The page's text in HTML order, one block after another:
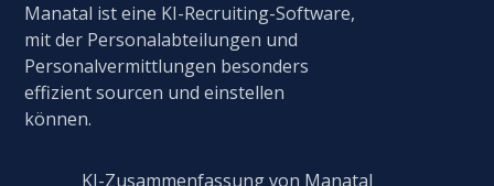
Manatal ist eine KI-Recruiting-Software,
mit der Personalabteilungen und
Personalvermittlungen besonders
effizient sourcen und einstellen
können.
KI-Zusammenfassung von Manatal